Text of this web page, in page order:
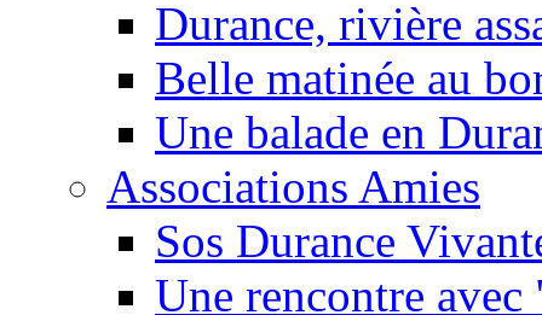
Durance, rivière
Belle matinée au
Une balade en
Associations Amies
Sos Durance
Une rencontre